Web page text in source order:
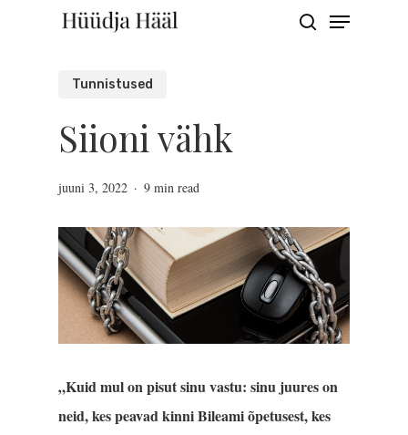
Menu
Tunnistused
Siioni vähk
juuni 3, 2022 9 min read
„Kuid mul on pisut sinu vastu: sinu juures on
neid, kes peavad kinni Bileami õpetusest, kes